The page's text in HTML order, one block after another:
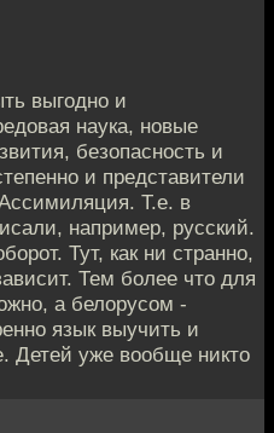
выгодно и
наука, новые
безопасность и
и представители
Т.е. в
например, русский.
Тут, как ни странно,
Тем более что для
а белорусом -
язык выучить и
Детей уже вообще никто